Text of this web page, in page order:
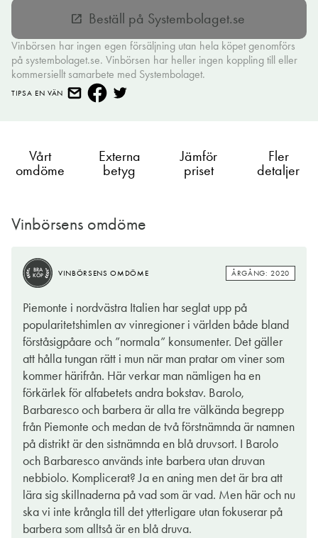
open_in_new Beställ på Systembolaget.se
Vinbörsen har ingen egen försäljning utan hela köpet genomförs
på systembolaget.se. Vinbörsen har heller ingen koppling till eller
kommersiellt samarbete med Systembolaget.
TIPSA EN VÄN
Vårt
omdöme
Externa
betyg
Jämför
priset
Fler
detaljer
Vinbörsens omdöme
BRA
KÖP
VINBÖRSENS OMDÖME ÅRGÅNG: 2020
Piemonte i nordvästra Italien har seglat upp på
popularitetshimlen av vinregioner i världen både bland
förståsigpåare och ”normala” konsumenter. Det gäller
att hålla tungan rätt i mun när man pratar om viner som
kommer härifrån. Här verkar man nämligen ha en
förkärlek för alfabetets andra bokstav. Barolo,
Barbaresco och barbera är alla tre välkända begrepp
från Piemonte och medan de två förstnämnda är namnen
på distrikt är den sistnämnda en blå druvsort. I Barolo
och Barbaresco används inte barbera utan druvan
nebbiolo. Komplicerat? Ja en aning men det är bra att
lära sig skillnaderna på vad som är vad. Men här och nu
ska vi inte krångla till det ytterligare utan fokuserar på
barbera som alltså är en blå druva.
BRA
KÖP
VINBÖRSENS OMDÖME
druvaromer i ytterst publikfriande och lättgillad stil. Frisk och
vitalt ungsaftig, lätt smak med mer frukt- än garvsyra, vilket gör
detta till ett passande alternativ till både fisk, fågel, ljust kött,
pasta, pizza och mycket annat på den svenskitalienska buffé-
och vardagsrepertoaren.
BENGT-GÖRAN KRONSTAM
17 jan. 2022